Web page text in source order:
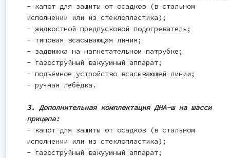
- капот для защиты от осадков (в стальном
исполнении или из стеклопластика);
- жидкостной предпусковой подогреватель;
- типовая всасывающая линия;
- задвижка на нагнетательном патрубке;
- газоструйный вакуумный аппарат;
- подъёмное устройство всасывающей линии;
- ручная лебёдка.
3. Дополнительная комплектация ДНА-ш на шасси
прицепа:
- капот для защиты от осадков (в стальном
исполнении или из стеклопластика);
- газоструйный вакуумный аппарат;